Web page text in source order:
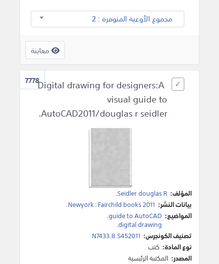
مجموع الأوعية المتوفرة : 2
معاينة
7778Digital drawing for designers:A
visual guide to
AutoCAD2011/douglas r seidler.
المؤلف: Seidler douglas R
.
بيانات النشر:
Newyork:Fairchild books 2011
.
المواضيع: guide to AutoCAD
.
digital drawing
.
تصنيف الكونجرس: N7433.8.S452011
نوع المادة: كتب
المصدر: المكتبة الرئيسية